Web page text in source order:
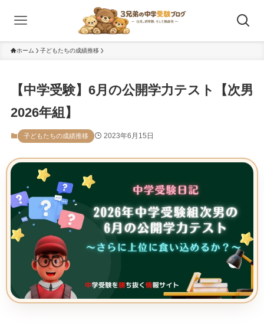
ホーム 子どもたちの成績推移
【中学受験】6月の公開学力テスト【次男
2026年組】
子どもたちの成績推移 2023年6月15日